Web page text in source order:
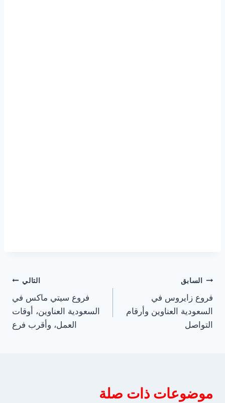
تصفّح
المقالات
السابق
فروع زايروس في
السعودية العناوين وأرقام
التواصل
التالي
فروع سيتي ماكس في
السعودية العناوين، أوقات
العمل، وأقرب فرع
موضوعات ذات صلة